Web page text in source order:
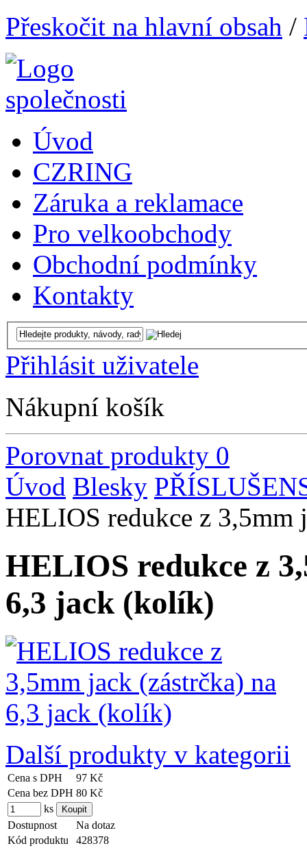
Přeskočit na hlavní obsah /
Úvod
CZRING
Záruka a reklamace
Pro velkoobchody
Obchodní podmínky
Kontakty
Přihlásit uživatele
Nákupní košík
Porovnat produkty 0
Úvod Blesky
HELIOS redukce z
HELIOS redukce z
6,3 jack (kolík)
Další produkty v kategorii
Cena s DPH
97 Kč
Cena bez DPH 80 Kč
ks
Dostupnost
Na dotaz
Kód produktu
428378